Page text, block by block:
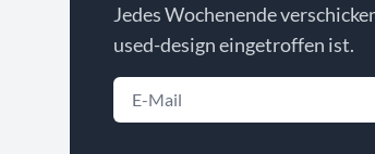
Jedes Wochenende
used-design eingetroffen ist.